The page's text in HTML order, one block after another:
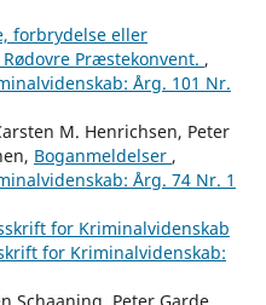
forbrydelse eller
Præstekonvent. ,
Årg. 101 Nr.
M. Henrichsen, Peter
Boganmeldelser ,
Årg. 74 Nr. 1
for Kriminalvidenskab
for Kriminalvidenskab: